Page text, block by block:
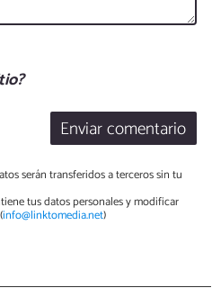
Enviar comentario
serán transferidos a terceros sin tu
tus datos personales y modificar
info@linktomedia.net)